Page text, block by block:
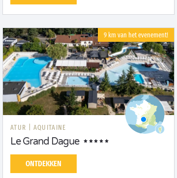
9 km van het evenement!
ATUR | AQUITAINE
Le Grand Dague
ONTDEKKEN